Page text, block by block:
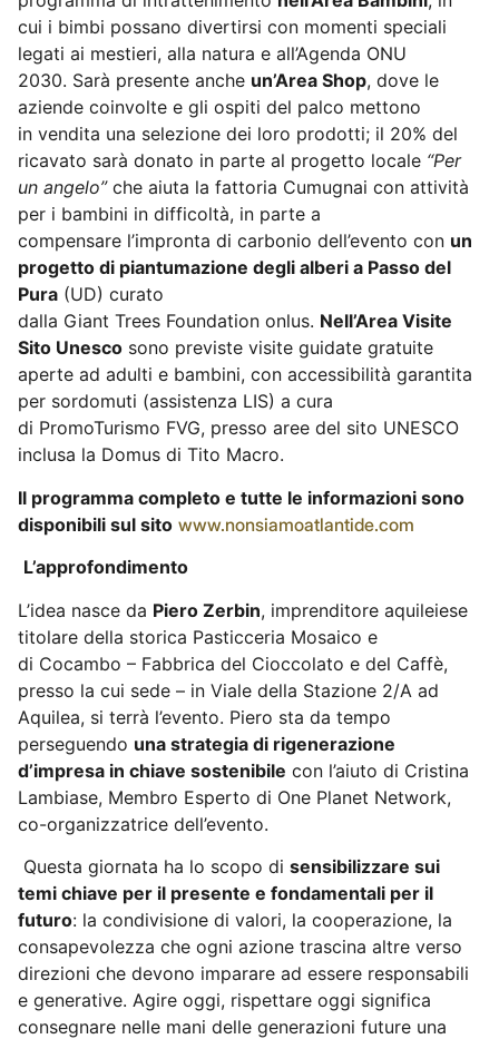
cui i bimbi possano divertirsi con momenti speciali
legati ai mestieri, alla natura e all’Agenda ONU
2030. Sarà presente anche un’Area Shop, dove le
aziende coinvolte e gli ospiti del palco mettono
in vendita una selezione dei loro prodotti; il 20% del
ricavato sarà donato in parte al progetto locale “Per
un angelo”che aiuta la fattoria Cumugnai con attività
per i bambini in difficoltà, in parte a
compensare l’impronta di carbonio dell’evento con un
progetto di piantumazione degli alberi a Passo del
Pura (UD) curato
dalla Giant Trees Foundation onlus. Nell’Area Visite
Sito Unesco sono previste visite guidate gratuite
aperte ad adulti e bambini, con accessibilità garantita
per sordomuti (assistenza LIS) a cura
di PromoTurismo FVG, presso aree del sito UNESCO
inclusa la Domus di Tito Macro.
Il programma completo e tutte le informazioni sono
disponibili sul sito www.nonsiamoatlantide.com
L’approfondimento
L’idea nasce da Piero Zerbin, imprenditore aquileiese
titolare della storica Pasticceria Mosaico e
di Cocambo – Fabbrica del Cioccolato e del Caffè,
presso la cui sede – in Viale della Stazione 2/A ad
Aquilea, si terrà l’evento. Piero sta da tempo
perseguendo una strategia di rigenerazione
d’impresa in chiave sostenibile con l’aiuto di Cristina
Lambiase, Membro Esperto di One Planet Network,
co-organizzatrice dell’evento.
Questa giornata ha lo scopo di sensibilizzare sui
temi chiave per il presente e fondamentali per il
futuro: la condivisione di valori, la cooperazione, la
consapevolezza che ogni azione trascina altre verso
direzioni che devono imparare ad essere responsabili
e generative. Agire oggi, rispettare oggi significa
consegnare nelle mani delle generazioni future una